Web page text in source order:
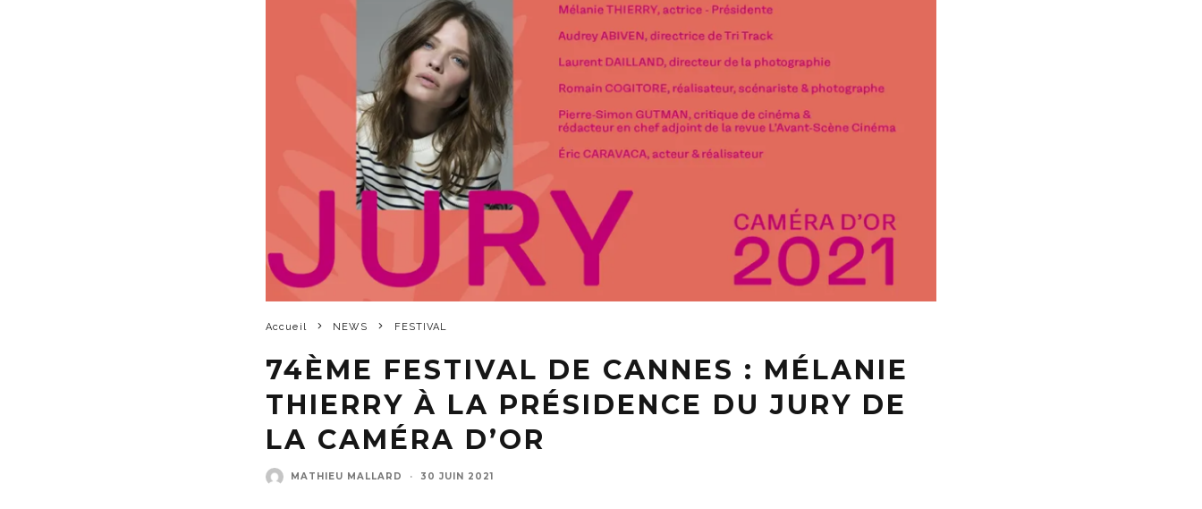
Accueil NEWS FESTIVAL
74ÈME FESTIVAL DE CANNES : MÉLANIE
THIERRY À LA PRÉSIDENCE DU JURY DE
LA CAMÉRA D’OR
MATHIEU MALLARD · 30 JUIN 2021